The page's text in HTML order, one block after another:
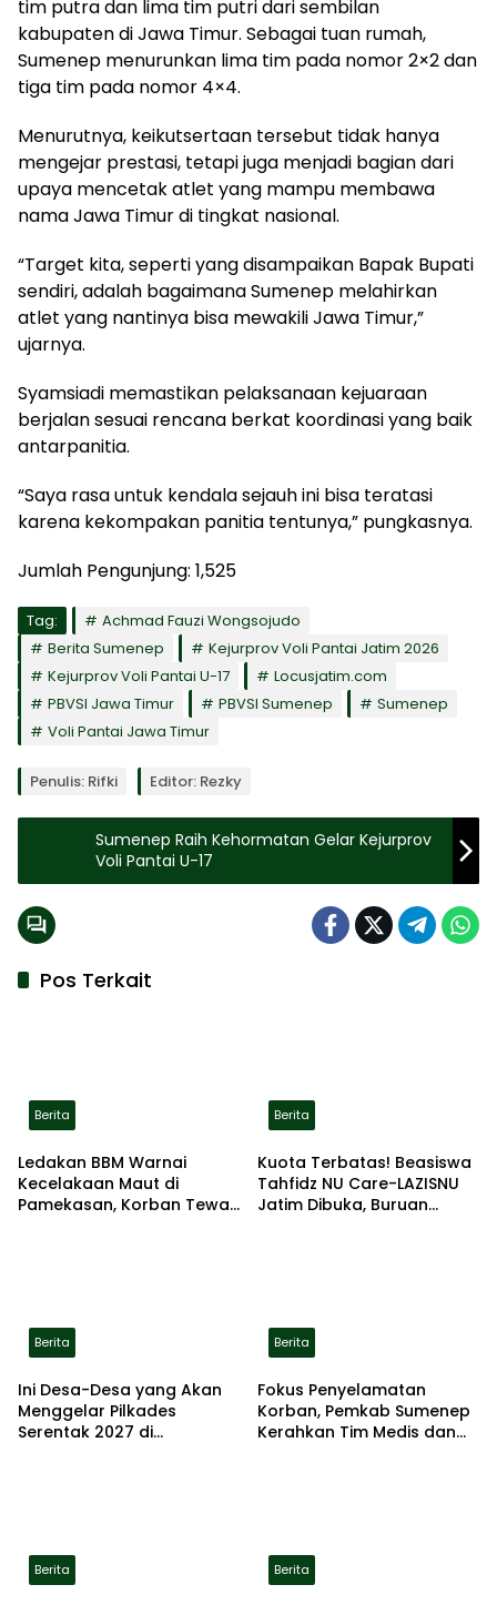
tim putra dan lima tim putri dari sembilan
kabupaten di Jawa Timur. Sebagai tuan rumah,
Sumenep menurunkan lima tim pada nomor 2×2 dan
tiga tim pada nomor 4×4.
Menurutnya, keikutsertaan tersebut tidak hanya
mengejar prestasi, tetapi juga menjadi bagian dari
upaya mencetak atlet yang mampu membawa
nama Jawa Timur di tingkat nasional.
“Target kita, seperti yang disampaikan Bapak Bupati
sendiri, adalah bagaimana Sumenep melahirkan
atlet yang nantinya bisa mewakili Jawa Timur,”
ujarnya.
Syamsiadi memastikan pelaksanaan kejuaraan
berjalan sesuai rencana berkat koordinasi yang baik
antarpanitia.
“Saya rasa untuk kendala sejauh ini bisa teratasi
karena kekompakan panitia tentunya,” pungkasnya.
Jumlah Pengunjung: 1,525
Tag:
Achmad Fauzi Wongsojudo
Berita Sumenep
Kejurprov Voli Pantai Jatim 2026
Kejurprov Voli Pantai U-17
Locusjatim.com
PBVSI Jawa Timur
PBVSI Sumenep
Sumenep
Voli Pantai Jawa Timur
Penulis: Rifki Editor: Rezky
Sumenep Raih Kehormatan Gelar Kejurprov
Voli Pantai U-17
Pos Terkait
Berita
Ledakan BBM Warnai
Kecelakaan Maut di
Pamekasan, Korban Tewas
Berita
Kuota Terbatas! Beasiswa
Tahfidz NU Care-LAZISNU
Jatim Dibuka, Buruan
Berita
Ini Desa-Desa yang Akan
Menggelar Pilkades
Serentak 2027 di
Berita
Fokus Penyelamatan
Korban, Pemkab Sumenep
Kerahkan Tim Medis dan
Berita Berita